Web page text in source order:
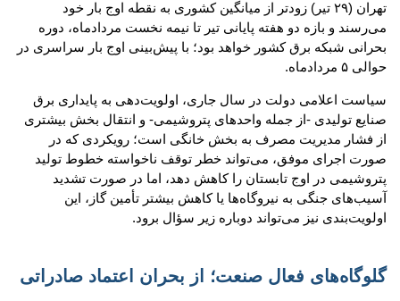
تهران (۲۹ تیر) زودتر از میانگین کشوری به نقطه اوج بار خود
می‌رسند و بازه دو هفته پایانی تیر تا نیمه نخست مردادماه، دوره
بحرانی شبکه برق کشور خواهد بود؛ با پیش‌بینی اوج بار سراسری در
حوالی ۵ مردادماه.
سیاست اعلامی دولت در سال جاری، اولویت‌دهی به پایداری برق
صنایع تولیدی -از جمله واحدهای پتروشیمی- و انتقال بخش بیشتری
از فشار مدیریت مصرف به بخش خانگی است؛ رویکردی که در
صورت اجرای موفق، می‌تواند خطر توقف ناخواسته خطوط تولید
پتروشیمی در اوج تابستان را کاهش دهد، اما در صورت تشدید
آسیب‌های جنگی به نیروگاه‌ها یا کاهش بیشتر تأمین گاز، این
اولویت‌بندی نیز می‌تواند دوباره زیر سؤال برود.
گلوگاه‌های فعال صنعت؛ از بحران اعتماد صادراتی